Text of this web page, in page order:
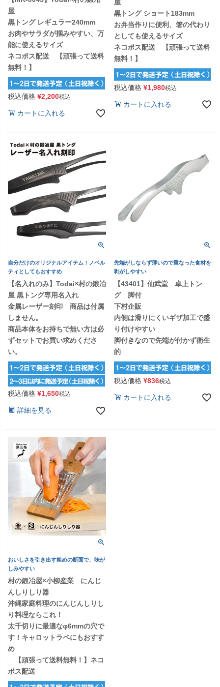
屋
黒トング レギュラー240mm
お肉やサラダが掴みやすい、万
能に使えるサイズ
ネコポス配送 【頑張って送料
無料！】
税込価格 ¥2,200税込
カートに入れる
屋
黒トング ショート183mm
お弁当作りに便利、箸の代わり
としても使えるサイズ
ネコポス配送 【頑張って送料
無料！】
税込価格 ¥1,980税込
カートに入れる
自分だけのオリジナルアイテム！ノベル
ティとしてもおすすめ
【名入れのみ】Todai×村の鍛冶
屋 黒トング専用名入れ
金属レーザー刻印 商品は付属
しません。
商品本体をお持ちで無い方は必
ずセットでお買い求めくださ
い。
税込価格 ¥1,650税込
詳細を見る
先端がしならず薄いので重なった食材を
剥がしやすい
【43401】仙武堂 卓上トン
グ 脚付
下村企販
内側は滑りにくいギザ加工で盛
り付けやすい
脚付きなので先端が付かず衛生
的
税込価格 ¥836税込
カートに入れる
おいしさを引き出す粗めの断面で、味が
しみやすい
村の鍛冶屋×小柳産業 にんじ
んしりしり器
沖縄家庭料理のにんじんしりし
り料理ならこれ！
太千切りに最適なφ6mmの穴で
す！キャロットラペにもおすす
め
【頑張って送料無料！】ネコ
ポス配送